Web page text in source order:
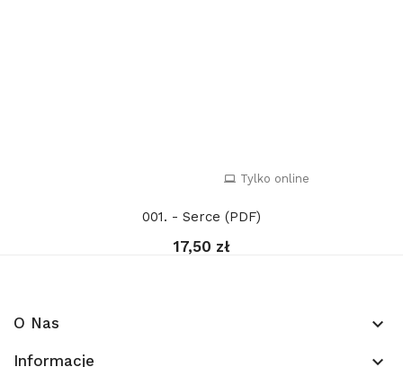
Tylko online
001. - Serce (PDF)
17,50 zł
O Nas keyboard_arrow_down
Informacje